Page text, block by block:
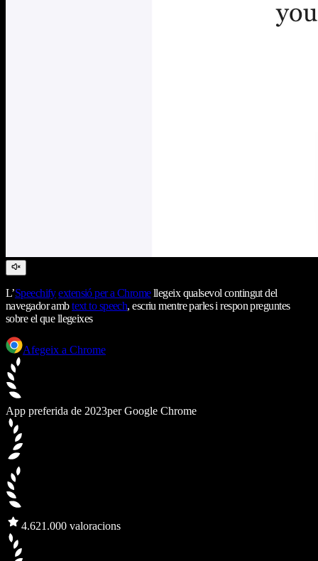
L’Speechify extensió per a Chromellegeix qualsevol contingut del
navegador ambtext to speech, escriu mentre parles i respon preguntes
sobre el que llegeixes
Afegeix a Chrome
App preferida de 2023per Google Chrome
4.621.000 valoracions